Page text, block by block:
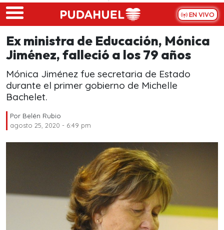
Skip to main content
EN VIVO
Ex ministra de Educación, Mónica
Jiménez, falleció a los 79 años
Mónica Jiménez fue secretaria de Estado
durante el primer gobierno de Michelle
Bachelet.
Por Belén Rubio
agosto 25, 2020 - 6:49 pm